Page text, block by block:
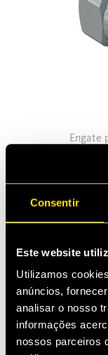
Consentir
Este website
Utilizamos
anúncios,
analisar o nosso
informações
nossos parceiros
Engate padrão com válvula cogumelo.